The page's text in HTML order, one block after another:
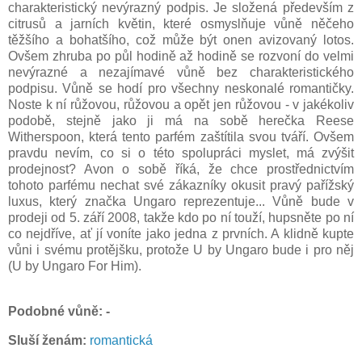
charakteristický nevýrazný podpis. Je složená především z
citrusů a jarních květin, které osmyslňuje vůně něčeho
těžšího a bohatšího, což může být onen avizovaný lotos.
Ovšem zhruba po půl hodině až hodině se rozvoní do velmi
nevýrazné a nezajímavé vůně bez charakteristického
podpisu. Vůně se hodí pro všechny neskonalé romantičky.
Noste k ní růžovou, růžovou a opět jen růžovou - v jakékoliv
podobě, stejně jako ji má na sobě herečka Reese
Witherspoon, která tento parfém zaštítila svou tváří. Ovšem
pravdu nevím, co si o této spolupráci myslet, má zvýšit
prodejnost? Avon o sobě říká, že chce prostřednictvím
tohoto parfému nechat své zákazníky okusit pravý pařížský
luxus, který značka Ungaro reprezentuje... Vůně bude v
prodeji od 5. září 2008, takže kdo po ní touží, hupsněte po ní
co nejdříve, ať jí voníte jako jedna z prvních. A klidně kupte
vůni i svému protějšku, protože U by Ungaro bude i pro něj
(U by Ungaro For Him).
Podobné vůně: -
Sluší ženám: romantická